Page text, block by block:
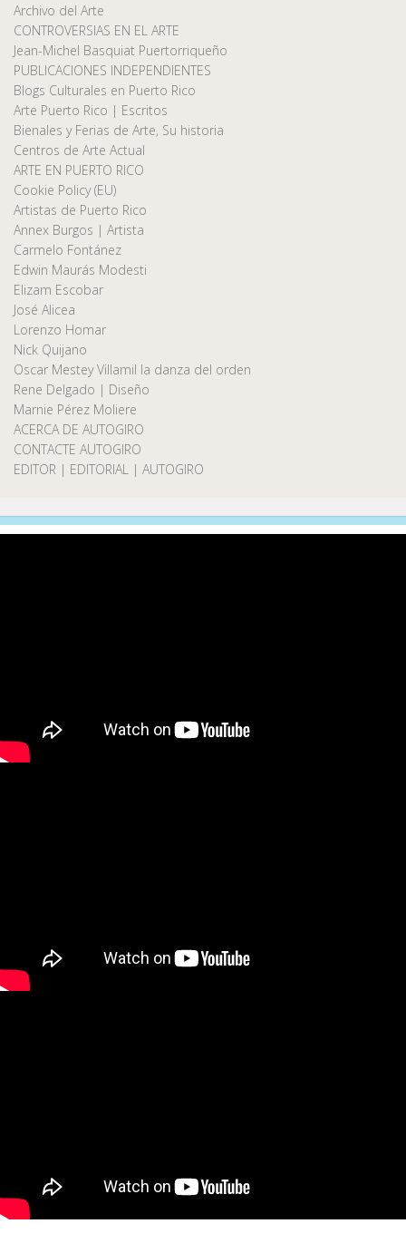
Archivo del Arte
CONTROVERSIAS EN EL ARTE
Jean-Michel Basquiat Puertorriqueño
PUBLICACIONES INDEPENDIENTES
Blogs Culturales en Puerto Rico
Arte Puerto Rico | Escritos
Bienales y Ferias de Arte, Su historia
Centros de Arte Actual
ARTE EN PUERTO RICO
Cookie Policy (EU)
Artistas de Puerto Rico
Annex Burgos | Artista
Carmelo Fontánez
Edwin Maurás Modesti
Elizam Escobar
José Alicea
Lorenzo Homar
Nick Quijano
Oscar Mestey Villamil la danza del orden
Rene Delgado | Diseño
Marnie Pérez Moliere
ACERCA DE AUTOGIRO
CONTACTE AUTOGIRO
EDITOR | EDITORIAL | AUTOGIRO